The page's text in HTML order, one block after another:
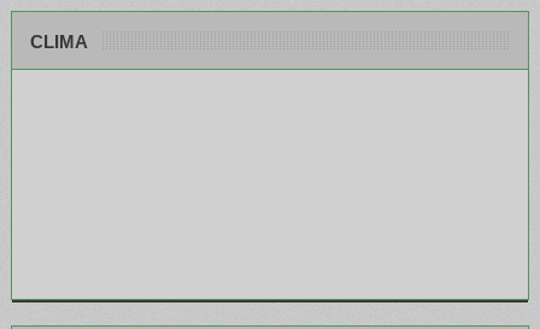
CLIMA